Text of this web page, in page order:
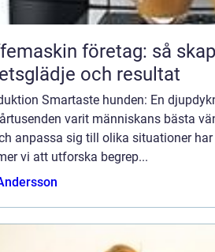
företag: så
och resultat
Smartaste hunden: En
varit människans bästa
anpassa sig till olika situationer
vi att utforska begrep...